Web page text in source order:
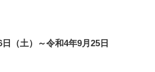
日（土）～令和4年9月25日